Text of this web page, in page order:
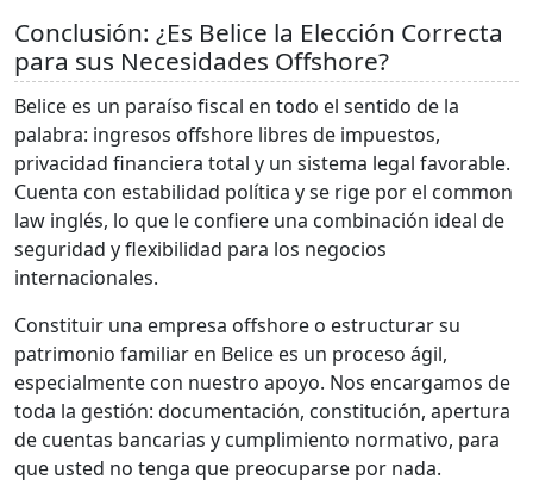
Conclusión: ¿Es Belice la Elección Correcta
para sus Necesidades Offshore?
Belice es un paraíso fiscal en todo el sentido de la
palabra: ingresos offshore libres de impuestos,
privacidad financiera total y un sistema legal favorable.
Cuenta con estabilidad política y se rige por el common
law inglés, lo que le confiere una combinación ideal de
seguridad y flexibilidad para los negocios
internacionales.
Constituir una empresa offshore o estructurar su
patrimonio familiar en Belice es un proceso ágil,
especialmente con nuestro apoyo. Nos encargamos de
toda la gestión: documentación, constitución, apertura
de cuentas bancarias y cumplimiento normativo, para
que usted no tenga que preocuparse por nada.